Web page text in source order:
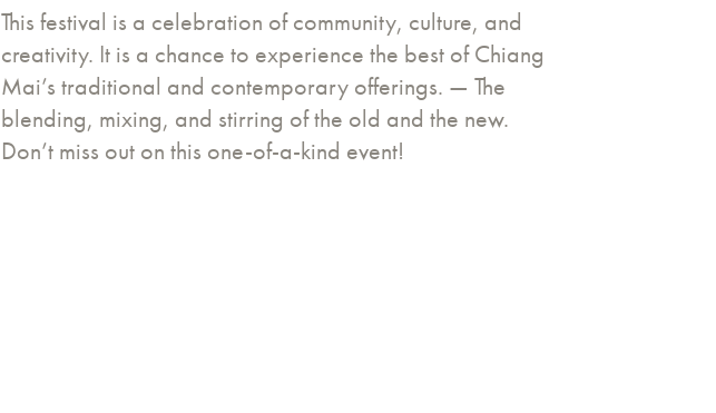
This festival is a celebration of community, culture, and
creativity. It is a chance to experience the best of Chiang
Mai’s traditional and contemporary offerings. — The
blending, mixing, and stirring of the old and the new.
Don’t miss out on this one-of-a-kind event!